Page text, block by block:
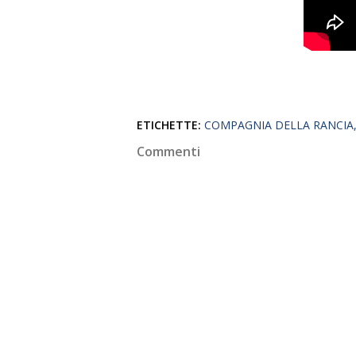
ETICHETTE: COMPAGNIA DELLA RANCIA
Commenti